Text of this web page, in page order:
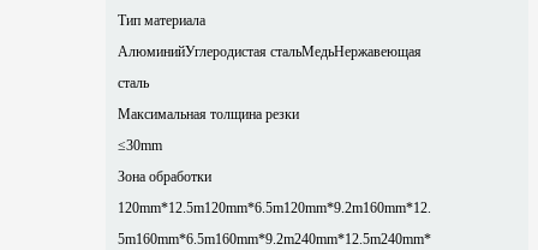
Тип материала
АлюминийУглеродистая стальМедьНержавеющая
сталь
Максимальная толщина резки
≤30mm
Зона обработки
120mm*12.5m120mm*6.5m120mm*9.2m160mm*12.
5m160mm*6.5m160mm*9.2m240mm*12.5m240mm*